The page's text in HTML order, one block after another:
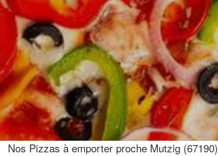
Nos Pizzas à emporter proche Mutzig (67190)